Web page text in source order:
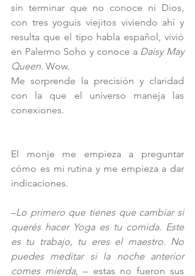
sin terminar que no conoce ni Dios,
con tres yoguis viejitos viviendo ahí y
resulta que el tipo habla español, vivió
en Palermo Soho y conoce a Daisy May
Queen. Wow.
Me sorprende la precisión y claridad
con la que el universo maneja las
conexiones.
El monje me empieza a preguntar
cómo es mi rutina y me empieza a dar
indicaciones.
–Lo primero que tienes que cambiar si
querés hacer Yoga es tu comida. Este
es tu trabajo, tu eres el maestro. No
puedes meditar si la noche anterior
comes mierda, – estas no fueron sus